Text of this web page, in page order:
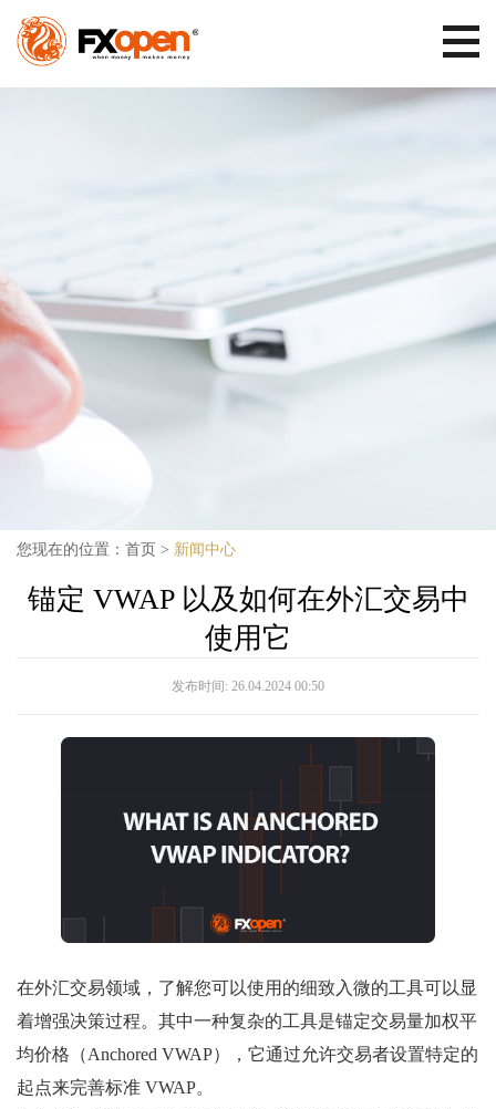
您现在的位置： 首页 > 新闻中心
锚定 VWAP 以及如何在外汇交易中
使用它
发布时间: 26.04.2024 00:50
在外汇交易领域，了解您可以使用的细致入微的工具可以显
着增强决策过程。其中一种复杂的工具是锚定交易量加权平
均价格（Anchored VWAP），它通过允许交易者设置特定的
起点来完善标准 VWAP。